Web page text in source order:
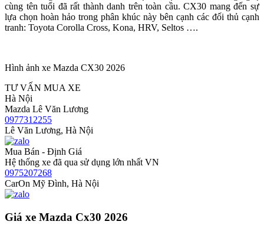
cùng tên tuổi đã rất thành danh trên toàn cầu. CX30 mang đến sự
lựa chọn hoàn hảo trong phân khúc này bên cạnh các đối thủ cạnh
tranh: Toyota Corolla Cross, Kona, HRV, Seltos ….
Hình ảnh xe Mazda CX30 2026
TƯ VẤN MUA XE
Hà Nội
Mazda Lê Văn Lương
0977312255
Lê Văn Lương, Hà Nội
Mua Bán - Định Giá
Hệ thống xe đã qua sử dụng lớn nhất VN
0975207268
CarOn Mỹ Đình, Hà Nội
Giá xe Mazda Cx30 2026